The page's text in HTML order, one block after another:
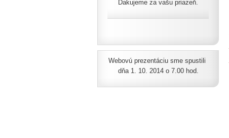
Ďakujeme za vašu priazeň.
Webovú prezentáciu sme spustili
dňa 1. 10. 2014 o 7.00 hod.